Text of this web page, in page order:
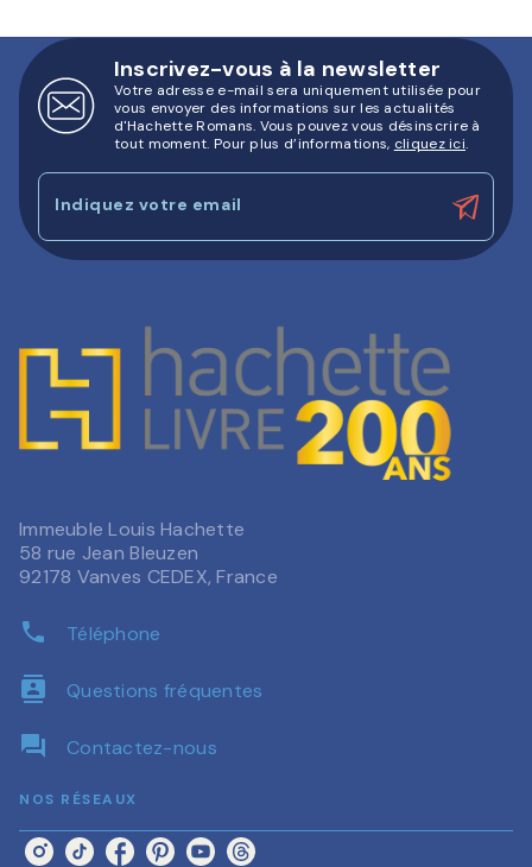
Inscrivez-vous à la newsletter
Votre adresse e-mail sera uniquement utilisée pour
vous envoyer des informations sur les actualités
d'Hachette Romans. Vous pouvez vous désinscrire à
tout moment. Pour plus d’informations, cliquez ici.
Indiquez votre email
Immeuble Louis Hachette
58 rue Jean Bleuzen
92178 Vanves CEDEX, France
phone Téléphone
contacts Questions fréquentes
question_answer Contactez-nous
NOS RÉSEAUX